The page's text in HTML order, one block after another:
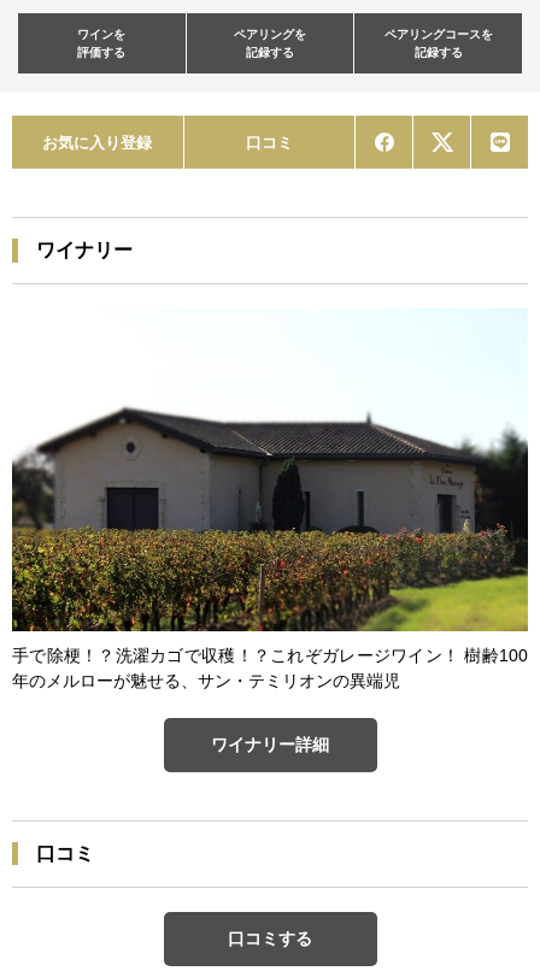
ワインを
評価する
ペアリングを
記録する
ペアリングコースを
記録する
お気に入り登録 口コミ
ワイナリー
手で除梗！？洗濯カゴで収穫！？これぞガレージワイン！ 樹齢100
年のメルローが魅せる、サン・テミリオンの異端児
ワイナリー詳細
口コミ
口コミする